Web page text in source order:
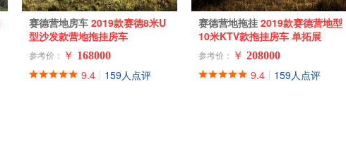
赛德营地房车 2019款赛德8米U
型沙发款营地拖挂房车
参考价： ￥ 168000
9.4 159人点评
赛德营地拖挂 2019款赛德营地型
10米KTV款拖挂房车 单拓展
参考价： ￥ 208000
9.4 159人点评